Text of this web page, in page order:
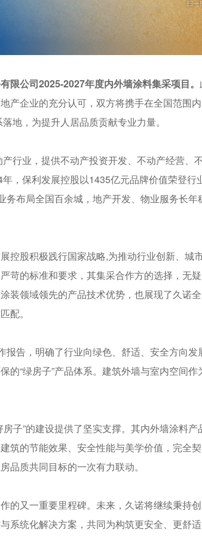
限公司2025-2027年度内外墙涂料集采项目。
产企业的充分认可，双方将携手在全国范围
地，为提升人居品质贡献专业力量。
行业，提供不动产投资开发、不动产经营、
，保利发展控股以1435亿元品牌价值荣登行
务布局全国百余城，地产开发、物业服务长年
控股积极践行国家战略,为推动行业创新、城
苛的标准和要求，其集采合作方的选择，无
装领域领先的产品技术优势，也展现了久诺
配。
报告，明确了行业向绿色、舒适、安全方向
“绿房子”产品体系。建筑外墙与室内空间作
子”的建设提供了坚实支撑。其内外墙涂料
筑的节能效果、安全性能与美学价值，完全
品质共同目标的一次有力联动。
的又一重要里程碑。未来，久诺将继续秉持
系统化解决方案，共同为构筑更安全、更舒